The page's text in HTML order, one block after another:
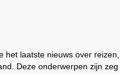
het laatste nieuws over
Deze onderwerpen zijn